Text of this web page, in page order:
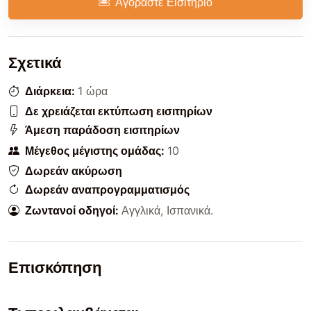
Σχετικά
Διάρκεια: 1 ώρα
Δε χρειάζεται εκτύπωση εισιτηρίων
Άμεση παράδοση εισιτηρίων
Μέγεθος μέγιστης ομάδας: 10
Δωρεάν ακύρωση
Δωρεάν αναπρογραμματισμός
Ζωντανοί οδηγοί: Αγγλικά, Ισπανικά.
Επισκόπηση